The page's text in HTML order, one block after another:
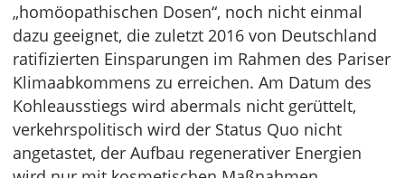
„homöopathischen Dosen“, noch nicht einmal
dazu geeignet, die zuletzt 2016 von Deutschland
ratifizierten Einsparungen im Rahmen des Pariser
Klimaabkommens zu erreichen. Am Datum des
Kohleausstiegs wird abermals nicht gerüttelt,
verkehrspolitisch wird der Status Quo nicht
angetastet, der Aufbau regenerativer Energien